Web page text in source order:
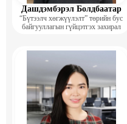
Дашдэмбэрэл Болдбаатар
“Бүтээлч хөгжүүлэлт” төрийн бус
байгууллагын гүйцэтгэх захирал